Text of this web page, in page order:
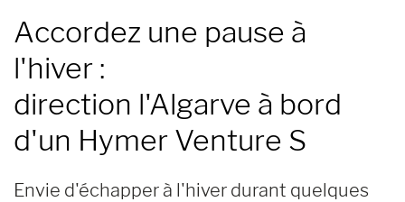
Accordez une pause à
l'hiver :
direction l'Algarve à bord
d'un Hymer Venture S
Envie d'échapper à l'hiver durant quelques